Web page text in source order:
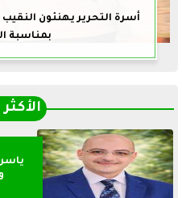
أسرة التحرير يهنئون
بمناسبة